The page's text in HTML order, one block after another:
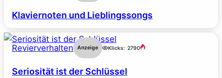
Klaviernoten und Lieblingssongs
Revierverhalten Anzeige Klicks: 2790
Seriosität ist der Schlüssel